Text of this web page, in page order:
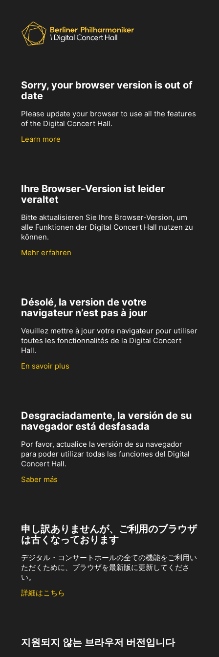
Sorry, your browser version is out of
date
Please update your browser to use all the features
of the Digital Concert Hall.
Learn more
Ihre Browser-Version ist leider
veraltet
Bitte aktualisieren Sie Ihre Browser-Version, um
alle Funktionen der Digital Concert Hall nutzen zu
können.
Mehr erfahren
Désolé, la version de votre
navigateur n’est pas à jour
Veuillez mettre à jour votre navigateur pour utiliser
toutes les fonctionnalités de la Digital Concert
Hall.
En savoir plus
Desgraciadamente, la versión de su
navegador está desfasada
Por favor, actualice la versión de su navegador
para poder utilizar todas las funciones del Digital
Concert Hall.
Saber más
申し訳ありませんが、ご利用のブラウザ
は古くなっております
デジタル・コンサートホールの全ての機能をご利用い
ただくために、ブラウザを最新版に更新してくださ
い。
詳細はこちら
지원되지 않는 브라우저 버전입니다